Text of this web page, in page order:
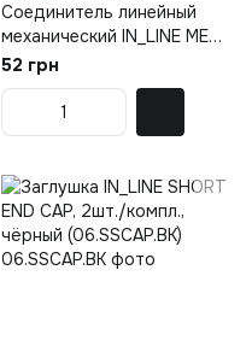
Соединитель линейный
механический IN_LINE MEC
JOINT T, чёрный
(06.TLNCON)
52 грн